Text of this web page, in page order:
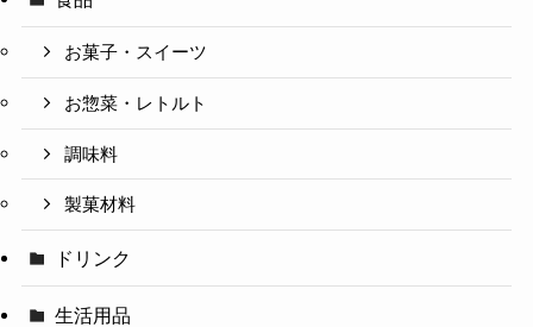
お菓子・スイーツ
お惣菜・レトルト
調味料
製菓材料
ドリンク
生活用品